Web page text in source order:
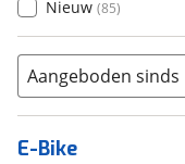
Nieuw (85)
Aangeboden sinds
E-Bike